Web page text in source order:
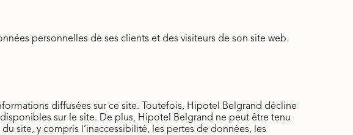
personnelles de ses clients et des visiteurs de son site web.
diffusées sur ce site. Toutefois, Hipotel Belgrand décline
sur le site. De plus, Hipotel Belgrand ne peut être tenu
site, y compris l’inaccessibilité, les pertes de données, les